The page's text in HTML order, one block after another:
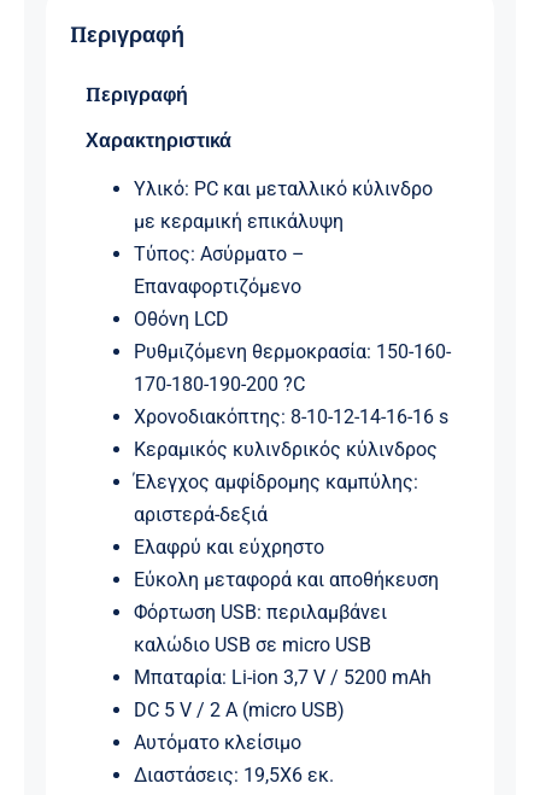
Περιγραφή
Περιγραφή
Χαρακτηριστικά
Υλικό: PC και μεταλλικό κύλινδρο
με κεραμική επικάλυψη
Τύπος: Ασύρματο –
Επαναφορτιζόμενο
Οθόνη LCD
Ρυθμιζόμενη θερμοκρασία: 150-160-
170-180-190-200 ?C
Χρονοδιακόπτης: 8-10-12-14-16-16 s
Κεραμικός κυλινδρικός κύλινδρος
Έλεγχος αμφίδρομης καμπύλης:
αριστερά-δεξιά
Ελαφρύ και εύχρηστο
Εύκολη μεταφορά και αποθήκευση
Φόρτωση USB: περιλαμβάνει
καλώδιο USB σε micro USB
Μπαταρία: Li-ion 3,7 V / 5200 mAh
DC 5 V / 2 A (micro USB)
Αυτόματο κλείσιμο
Διαστάσεις: 19,5X6 εκ.